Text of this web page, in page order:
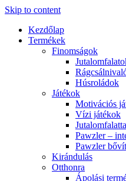
Skip to content
Kezdőlap
Termékek
Finomságok
Húsroládok
Játékok
Motivációs
Vízi játékok
Pawzler –
Pawzler
Kirándulás
Otthonra
Ápolási